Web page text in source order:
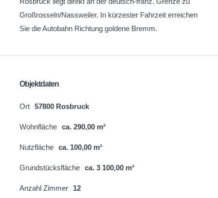
Großrosseln/Nassweiler. In kürzester Fahrzeit erreichen
Sie die Autobahn Richtung goldene Bremm.
Objektdaten
Ort 57800 Rosbruck
Wohnfläche ca. 290,00 m²
Nutzfläche ca. 100,00 m²
Grundstücksfläche ca. 3 100,00 m²
Anzahl Zimmer 12